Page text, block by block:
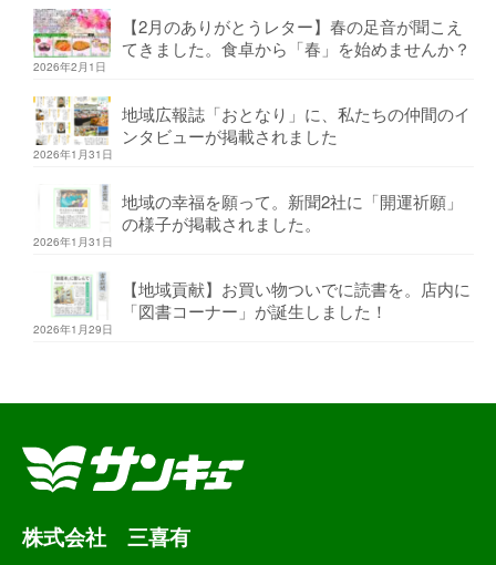
【2月のありがとうレター】春の足音が聞こえ
てきました。食卓から「春」を始めませんか？
2026年2月1日
地域広報誌「おとなり」に、私たちの仲間のイ
ンタビューが掲載されました
2026年1月31日
地域の幸福を願って。新聞2社に「開運祈願」
の様子が掲載されました。
2026年1月31日
【地域貢献】お買い物ついでに読書を。店内に
「図書コーナー」が誕生しました！
2026年1月29日
株式会社 三喜有